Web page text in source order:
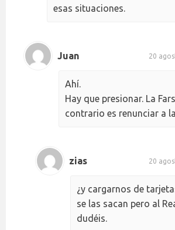
esas situaciones.
Juan 20
Ahí.
Hay que presionar. La
contrario es renunciar a
zias 20
¿y cargarnos de
se las sacan pero al
dudéis.